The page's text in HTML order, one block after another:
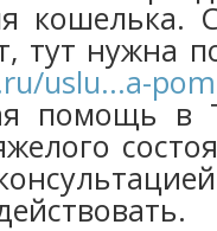
кошелька.
тут нужна
uslu...a-
помощь в